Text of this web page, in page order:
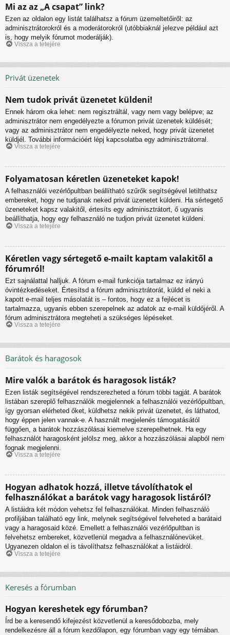
Mi az az „A csapat” link?
Ezen az oldalon egy listát találhatsz a fórum üzemeltetőiről: az
adminisztrátorokról és a moderátorokról (utóbbiaknál jelezve például azt
is, hogy melyik fórumot moderálják).
Vissza a tetejére
Privát üzenetek
Nem tudok privát üzenetet küldeni!
Ennek három oka lehet: nem regisztráltál, vagy nem vagy belépve; az
adminisztrátor nem engedélyezte a fórumon privát üzenetek küldését;
vagy az adminisztrátor nem engedélyezte neked, hogy privát üzenetet
küldjél. További információért lépj kapcsolatba egy adminisztrátorral.
Vissza a tetejére
Folyamatosan kéretlen üzeneteket kapok!
A felhasználói vezérlőpultban beállítható szűrők segítségével letilthatsz
embereket, hogy ne tudjanak neked privát üzenetet küldeni. Ha sértegető
üzeneteket kapsz valakitől, értesíts egy adminisztrátort, ő ugyanis
beállíthatja, hogy egy felhasználó ne tudjon privát üzenetet küldeni.
Vissza a tetejére
Kéretlen vagy sértegető e-mailt kaptam valakitől a
fórumról!
Ezt sajnálattal halljuk. A fórum e-mail funkciója tartalmaz ez irányú
óvintézkedéseket. Értesítsd a fórum adminisztrátorát, küldd el neki a
kapott e-mail teljes másolatát is – fontos, hogy ez a fejlécet is
tartalmazza, ugyanis ebben szerepelnek az adatok az e-mail küldőjéről. A
fórum adminisztrátora megteheti a szükséges lépéseket.
Vissza a tetejére
Barátok és haragosok
Mire valók a barátok és haragosok listák?
Ezen listák segítségével rendszerezheted a fórum többi tagját. A barátok
listában szereplő felhasználók megjelennek a felhasználói vezérlőpultban,
így gyorsan elérheted őket, küldhetsz nekik privát üzenetet, és láthatod,
hogy éppen jelen vannak-e. A használt megjelenés támogatásától
függően, a barátok hozzászólásai kiemelve szerepelhetnek. Ha egy
felhasználót haragosként jelölsz meg, akkor a hozzászólásai alapból nem
fognak megjelenni.
Vissza a tetejére
Hogyan adhatok hozzá, illetve távolíthatok el
felhasználókat a barátok vagy haragosok listáról?
A listáidra két módon vehetsz fel felhasználókat. Minden felhasználó
profiljában található egy link, melynek segítségével felveheted a barátaid
vagy a haragosaid közé. Emellett a felhasználói vezérlőpultban is
felvehetsz embereket, közvetlenül megadva a felhasználónevüket.
Ugyanezen oldalon el is távolíthatsz felhasználókat a listáidról.
Vissza a tetejére
Keresés a fórumban
Hogyan kereshetek egy fórumban?
Írd be a keresendő kifejezést közvetlenül a keresődobozba, mely
rendelkezésre áll a fórum kezdőlapon, egy fórumban vagy egy témában.